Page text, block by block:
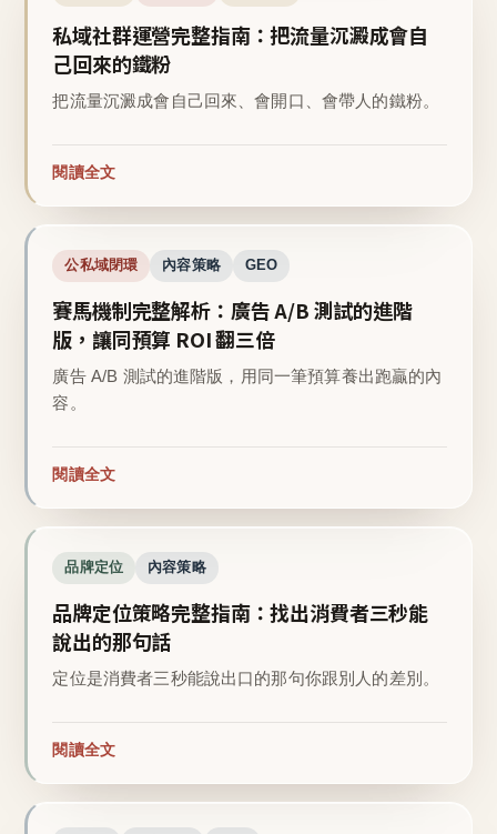
私域社群運營完整指南：把流量沉澱成會自
己回來的鐵粉
把流量沉澱成會自己回來、會開口、會帶人的鐵粉。
閱讀全文
公私域閉環 內容策略 GEO
賽馬機制完整解析：廣告 A/B 測試的進階
版，讓同預算 ROI 翻三倍
廣告 A/B 測試的進階版，用同一筆預算養出跑贏的內
容。
閱讀全文
品牌定位 內容策略
品牌定位策略完整指南：找出消費者三秒能
說出的那句話
定位是消費者三秒能說出口的那句你跟別人的差別。
閱讀全文